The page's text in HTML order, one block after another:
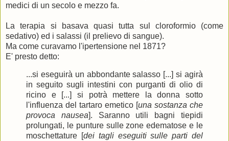
medici di un secolo e mezzo fa.
La terapia si basava quasi tutta sul cloroformio (come
sedativo) ed i salassi (il prelievo di sangue).
Ma come curavamo l'ipertensione nel 1871?
E' presto detto:
...si eseguirà un abbondante salasso [...] si agirà
in seguito sugli intestini con purganti di olio di
ricino e [...] si potrà mettere la donna sotto
l'influenza del tartaro emetico [ una sostanza che
provoca nausea]. Saranno utili bagni tiepidi
prolungati, le punture sulle zone edematose e le
moschettature [ dei tagli eseguiti sulle parti del